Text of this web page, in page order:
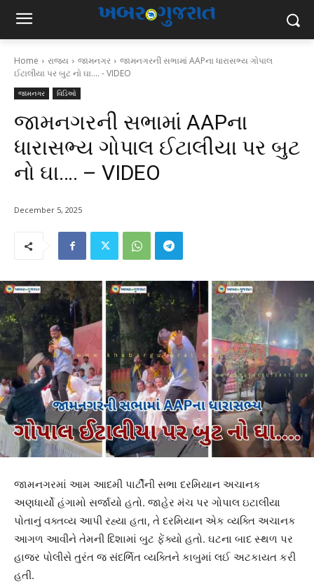
Home રાજ્ય જામનગર
જામનગરની સભામાં AAPના ધારાસભ્ય ગોપાલ
ઈટાલીયા પર બુટ નો ઘા.... - VIDEO
જામનગર વિડિઓ
જામનગરની સભામાં AAPના
ધારાસભ્ય ગોપાલ ઈટાલીયા પર બુટ
નો ઘા…. – VIDEO
December 5, 2025
જામનગરમાં આમ આદમી પાર્ટીની સભા દરમિયાન અચાનક
અણધાર્યો હંગામો સર્જાયો હતો. જાહેર મંચ પર ગોપાલ ઇટાલીયા
પોતાનું વક્તવ્ય આપી રહ્યા હતા, તે દરમિયાન એક વ્યક્તિ અચાનક
આગળ આવીને તેમની દિશામાં બુટ ફેંક્યો હતો. ઘટના બાદ સ્થળ પર
હાજર પોલીસે તુરંત જ સંદર્ભિત વ્યક્તિને કાબુમાં લઈ અટકાયત કરી
હતી.